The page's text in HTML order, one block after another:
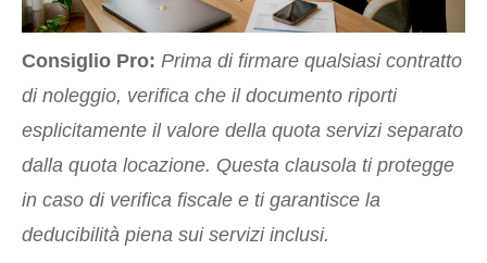
Consiglio Pro: Prima di firmare qualsiasi contratto
di noleggio, verifica che il documento riporti
esplicitamente il valore della quota servizi separato
dalla quota locazione. Questa clausola ti protegge
in caso di verifica fiscale e ti garantisce la
deducibilità piena sui servizi inclusi.